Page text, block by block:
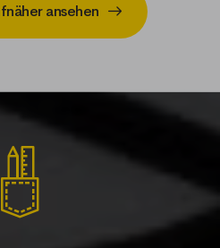
ansehen